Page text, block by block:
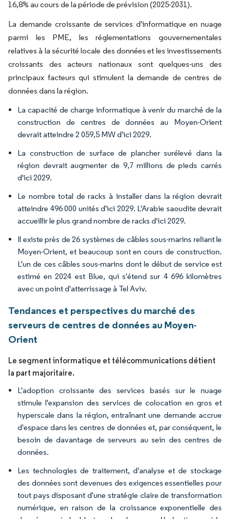
16,8% au cours de la période de prévision (2025-2031).
La demande croissante de services d'informatique en nuage
parmi les PME, les réglementations gouvernementales
relatives à la sécurité locale des données et les investissements
croissants des acteurs nationaux sont quelques-uns des
principaux facteurs qui stimulent la demande de centres de
données dans la région.
La capacité de charge informatique à venir du marché de la
construction de centres de données au Moyen-Orient
devrait atteindre 2 059,5 MW d'ici 2029.
La construction de surface de plancher surélevé dans la
région devrait augmenter de 9,7 millions de pieds carrés
d'ici 2029.
Le nombre total de racks à installer dans la région devrait
atteindre 496 000 unités d'ici 2029. L'Arabie saoudite devrait
accueillir le plus grand nombre de racks d'ici 2029.
Il existe près de 26 systèmes de câbles sous-marins reliant le
Moyen-Orient, et beaucoup sont en cours de construction.
L'un de ces câbles sous-marins dont le début de service est
estimé en 2024 est Blue, qui s'étend sur 4 696 kilomètres
avec un point d'atterrissage à Tel Aviv.
Tendances et perspectives du marché des
serveurs de centres de données au Moyen-
Orient
Le segment informatique et télécommunications détient
la part majoritaire.
L'adoption croissante des services basés sur le nuage
stimule l'expansion des services de colocation en gros et
hyperscale dans la région, entraînant une demande accrue
d'espace dans les centres de données et, par conséquent, le
besoin de davantage de serveurs au sein des centres de
données.
Les technologies de traitement, d'analyse et de stockage
des données sont devenues des exigences essentielles pour
tout pays disposant d'une stratégie claire de transformation
numérique, en raison de la croissance exponentielle des